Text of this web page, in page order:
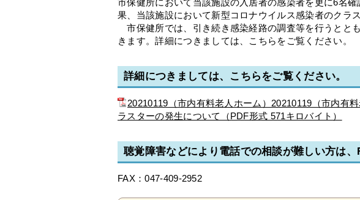
市保健所において当該施設の入居者の感染者を更に6名
果、当該施設において新型コロナウイルス感染者のク
市保健所では、引き続き感染経路の調査等を行うとと
きます。詳細につきましては、こちらをご覧ください。
詳細につきましては、こちらをご覧ください。
20210119（市内有料老人ホーム）20210119（市内有
ラスターの発生について（PDF形式 571キロバイト）
聴覚障害などにより電話での相談が難しい方は、
FAX：047-409-2952